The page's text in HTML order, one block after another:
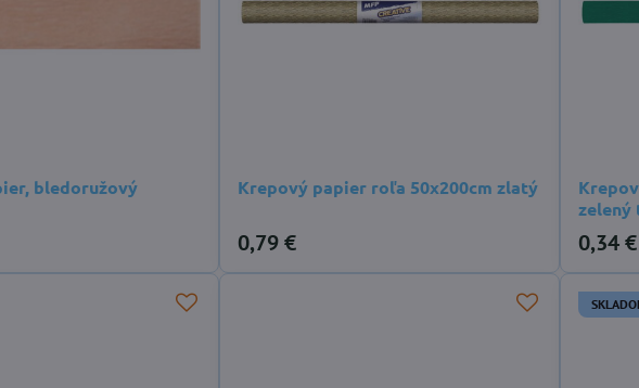
bledoružový Krepový papier roľa 50x200cm zlatý
0,79 €
zelený
0,34 €